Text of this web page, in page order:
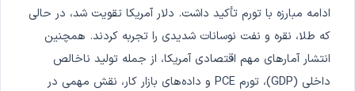
ادامه مبارزه با تورم تأکید داشت. دلار آمریکا تقویت شد، در حالی
که طلا، نقره و نفت نوسانات شدیدی را تجربه کردند. همچنین
انتشار آمارهای مهم اقتصادی آمریکا، از جمله تولید ناخالص
داخلی (GDP)، تورم PCE و داده‌های بازار کار، نقش مهمی در